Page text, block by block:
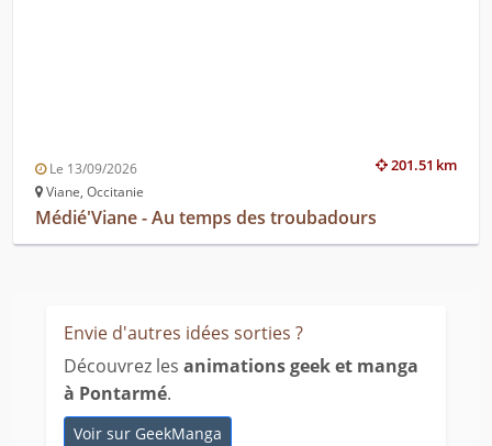
201.51 km
Le 13/09/2026
Viane, Occitanie
Médié'Viane - Au temps des troubadours
Envie d'autres idées sorties ?
Découvrez les animations geek et manga
à Pontarmé.
Voir sur GeekManga